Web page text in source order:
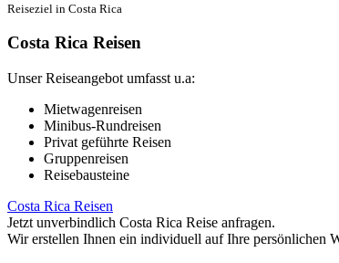
Reiseziel in Costa Rica
Costa Rica Reisen
Unser Reiseangebot umfasst u.a:
Mietwagenreisen
Minibus-Rundreisen
Privat geführte Reisen
Gruppenreisen
Reisebausteine
Costa Rica Reisen
Jetzt unverbindlich Costa Rica Reise anfragen.
Wir erstellen Ihnen ein individuell auf Ihre persönlichen